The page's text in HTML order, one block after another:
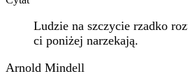
Ludzie na szczycie rzadko
ci poniżej narzekają.
Arnold Mindell